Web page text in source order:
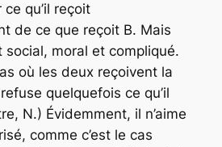
qu’il reçoit
de ce que reçoit B. Mais
social, moral et compliqué.
où les deux reçoivent la
quelquefois ce qu’il
N.) Évidemment, il n’aime
comme c’est le cas